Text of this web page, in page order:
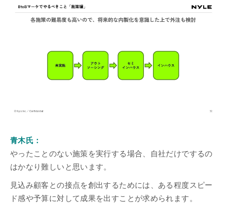
青木氏：
やったことのない施策を実行する場合、自社だけでするの
はかなり難しいと思います。
見込み顧客との接点を創出するためには、ある程度スピー
ド感や予算に対して成果を出すことが求められます。